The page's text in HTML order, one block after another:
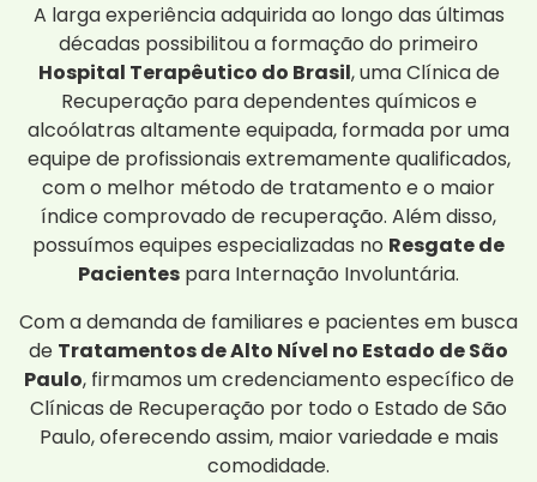
A larga experiência adquirida ao longo das últimas
décadas possibilitou a formação do primeiro
Hospital Terapêutico do Brasil, uma Clínica de
Recuperação para dependentes químicos e
alcoólatras altamente equipada, formada por uma
equipe de profissionais extremamente qualificados,
com o melhor método de tratamento e o maior
índice comprovado de recuperação. Além disso,
possuímos equipes especializadas no Resgate de
Pacientes para Internação Involuntária.
Com a demanda de familiares e pacientes em busca
de Tratamentos de Alto Nível no Estado de São
Paulo, firmamos um credenciamento específico de
Clínicas de Recuperação por todo o Estado de São
Paulo, oferecendo assim, maior variedade e mais
comodidade.